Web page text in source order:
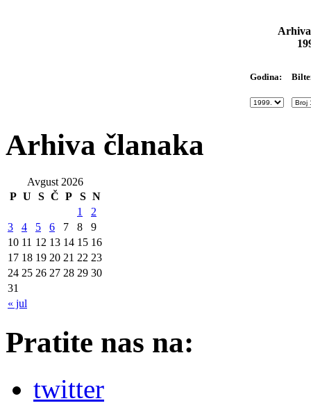
Godina:
Arhiva članaka
Avgust 2026
P U S Č P S N
« jul
1
2
3
4 5 6 7 8
9
10 11 12 13 14 15 16
17 18 19 20 21 22 23
24 25 26 27 28 29 30
31
Pratite nas na:
twitter